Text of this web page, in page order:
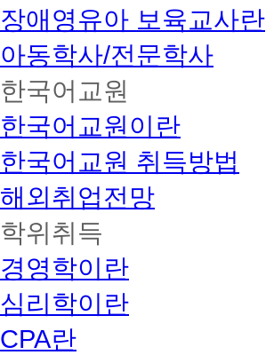
장애영유아 보육교사란
아동학사/전문학사
한국어교원
한국어교원이란
한국어교원 취득방법
해외취업전망
학위취득
경영학이란
심리학이란
CPA란